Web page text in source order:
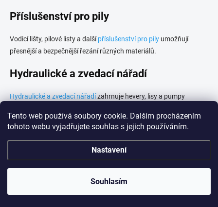
Tento web používá soubory cookie. Dalším procházením
tohoto webu vyjadřujete souhlas s jejich používáním.
Nastavení
Souhlasím
Příslušenství pro pily
Vodicí lišty, pilové listy a dalšípříslušenství pro pily umožňují
přesnější a bezpečnější řezání různých materiálů.
Hydraulické a zvedací nářadí
Hydraulické a zvedací nářadízahrnuje hevery, lisy a pumpy
Oleje, maziva a čistidla
Pro údržbu strojů a nářadí sloužíoleje, maziva a čistidla